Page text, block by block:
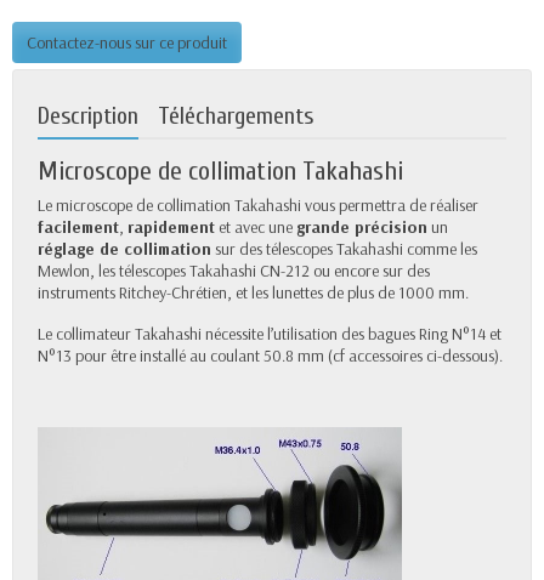
Contactez-nous sur ce produit
Description Téléchargements
Microscope de collimation Takahashi
Le microscope de collimation Takahashi vous permettra de réaliser
facilement, rapidement et avec une grande précision un
réglage de collimation sur des télescopes Takahashi comme les
Mewlon, les télescopes Takahashi CN-212 ou encore sur des
instruments Ritchey-Chrétien, et les lunettes de plus de 1000 mm.
Le collimateur Takahashi nécessite l’utilisation des bagues Ring N°14 et
N°13 pour être installé au coulant 50.8 mm (cf accessoires ci-dessous).